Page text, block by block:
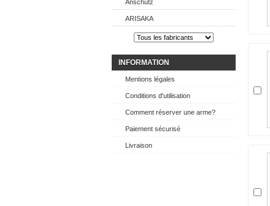
Anschutz
ARISAKA
INFORMATION
Mentions légales
Conditions d'utilisation
Comment réserver une arme?
Paiement sécurisé
Livraison